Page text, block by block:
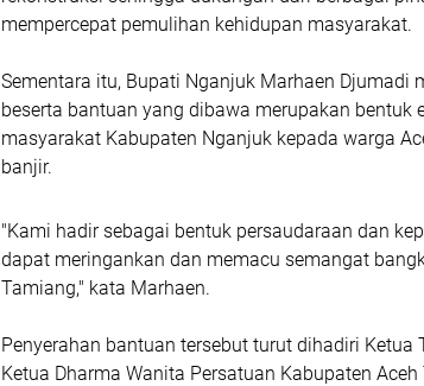
mempercepat pemulihan kehidupan masyarakat.
Sementara itu, Bupati Nganjuk Marhaen Djumadi
beserta bantuan yang dibawa merupakan bentuk
masyarakat Kabupaten Nganjuk kepada warga
banjir.
"Kami hadir sebagai bentuk persaudaraan dan
dapat meringankan dan memacu semangat
Tamiang," kata Marhaen.
Penyerahan bantuan tersebut turut dihadiri Ketua
Ketua Dharma Wanita Persatuan Kabupaten